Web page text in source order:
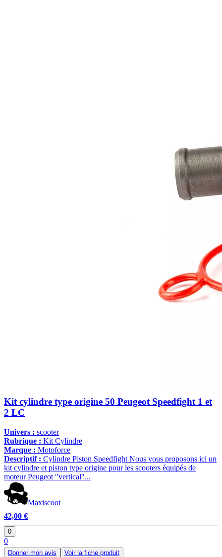
Kit cylindre type origine 50 Peugeot Speedfight 1 et
2 LC
Univers : scooter
Rubrique : Kit Cylindre
Marque : Motoforce
Descriptif : Cylindre Piston Speedfight Nous vous proposons ici un
kit cylindre et piston type origine pour les scooters équipés de
moteur Peugeot "vertical"...
Maxiscoot
42,00 €
0
0
Donner mon avis Voir la fiche produit